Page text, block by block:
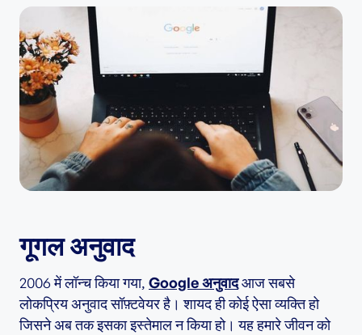
गूगल अनुवाद
2006 में लॉन्च किया गया, Google अनुवादआज सबसे
लोकप्रिय अनुवाद सॉफ़्टवेयर है। शायद ही कोई ऐसा व्यक्ति हो
जिसने अब तक इसका इस्तेमाल न किया हो। यह हमारे जीवन को